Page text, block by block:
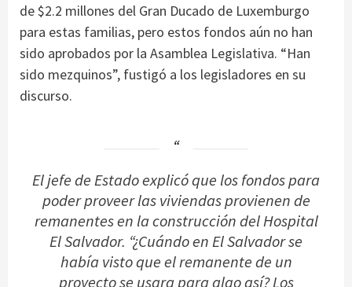
de $2.2 millones del Gran Ducado de Luxemburgo
para estas familias, pero estos fondos aún no han
sido aprobados por la Asamblea Legislativa. “Han
sido mezquinos”, fustigó a los legisladores en su
discurso.
El jefe de Estado explicó que los fondos para
poder proveer las viviendas provienen de
remanentes en la construcción del Hospital
El Salvador. “¿Cuándo en El Salvador se
había visto que el remanente de un
proyecto se usara para algo así? Los